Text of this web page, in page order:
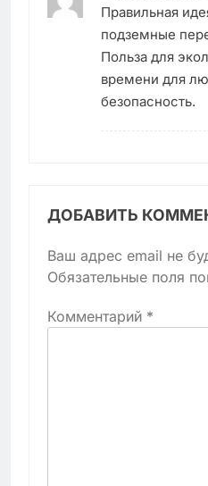
Правильная
подземные
Польза для
времени для
безопасность.
ДОБАВИТЬ
Ваш адрес email не
Обязательные поля
Комментарий *